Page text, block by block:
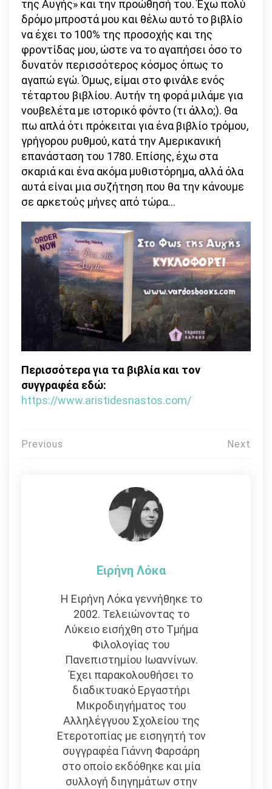
της Αυγής» και την προώθησή του. Έχω πολύ
δρόμο μπροστά μου και θέλω αυτό το βιβλίο
να έχει το 100% της προσοχής και της
φροντίδας μου, ώστε να το αγαπήσει όσο το
δυνατόν περισσότερος κόσμος όπως το
αγαπώ εγώ. Όμως, είμαι στο φινάλε ενός
τέταρτου βιβλίου. Αυτήν τη φορά μιλάμε για
νουβελέτα με ιστορικό φόντο (τι άλλο;). Θα
πω απλά ότι πρόκειται για ένα βιβλίο τρόμου,
γρήγορου ρυθμού, κατά την Αμερικανική
επανάσταση του 1780. Επίσης, έχω στα
σκαριά και ένα ακόμα μυθιστόρημα, αλλά όλα
αυτά είναι μια συζήτηση που θα την κάνουμε
σε αρκετούς μήνες από τώρα…
Περισσότερα για τα βιβλία και τον
συγγραφέα εδώ:
https://www.aristidesnastos.com/
Πλοήγηση
Previous Next
Ειρήνη Λόκα
Η Ειρήνη Λόκα γεννήθηκε το
2002. Τελειώνοντας το
Λύκειο εισήχθη στο Τμήμα
Φιλολογίας του
Πανεπιστημίου Ιωαννίνων.
Έχει παρακολουθήσει το
διαδικτυακό Εργαστήρι
Μικροδιηγήματος του
Αλληλέγγυου Σχολείου της
Ετεροτοπίας με εισηγητή τον
συγγραφέα Γιάννη Φαρσάρη
στο οποίο εκδόθηκε και μία
συλλογή διηγημάτων στην